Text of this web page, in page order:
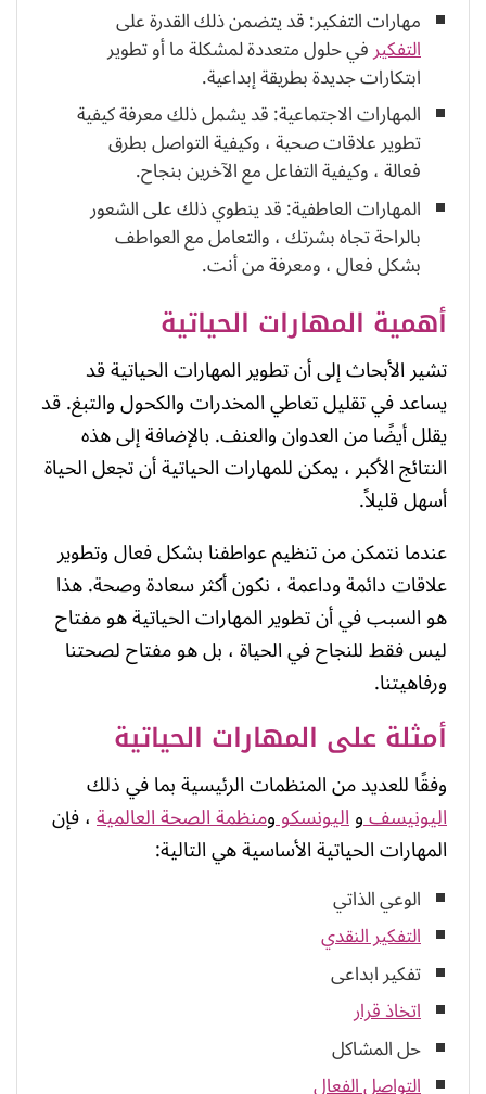
مهارات التفكير: قد يتضمن ذلك القدرة على
التفكيرفي حلول متعددة لمشكلة ما أو تطوير
ابتكارات جديدة بطريقة إبداعية.
المهارات الاجتماعية: قد يشمل ذلك معرفة كيفية
تطوير علاقات صحية ، وكيفية التواصل بطرق
فعالة ، وكيفية التفاعل مع الآخرين بنجاح.
المهارات العاطفية: قد ينطوي ذلك على الشعور
بالراحة تجاه بشرتك ، والتعامل مع العواطف
بشكل فعال ، ومعرفة من أنت.
أهمية المهارات الحياتية
تشير الأبحاث إلى أن تطوير المهارات الحياتية قد
يساعد في تقليل تعاطي المخدرات والكحول والتبغ. قد
يقلل أيضًا من العدوان والعنف. بالإضافة إلى هذه
النتائج الأكبر ، يمكن للمهارات الحياتية أن تجعل الحياة
أسهل قليلاً.
عندما نتمكن من تنظيم عواطفنا بشكل فعال وتطوير
علاقات دائمة وداعمة ، نكون أكثر سعادة وصحة. هذا
هو السبب في أن تطوير المهارات الحياتية هو مفتاح
ليس فقط للنجاح في الحياة ، بل هو مفتاح لصحتنا
ورفاهيتنا.
أمثلة على المهارات الحياتية
وفقًا للعديد من المنظمات الرئيسية بما في ذلك
اليونيسفواليونسكوومنظمة الصحة العالمية، فإن
المهارات الحياتية الأساسية هي التالية:
الوعي الذاتي
التفكير النقدي
تفكير ابداعى
اتخاذ قرار
حل المشاكل